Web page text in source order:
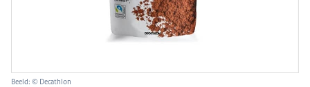
Beeld: © Decathlon